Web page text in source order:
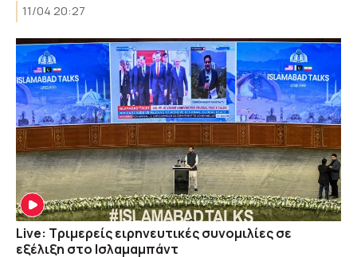
11/04 20:27
Live: Τριμερείς ειρηνευτικές συνομιλίες σε
εξέλιξη στο Ισλαμαμπάντ